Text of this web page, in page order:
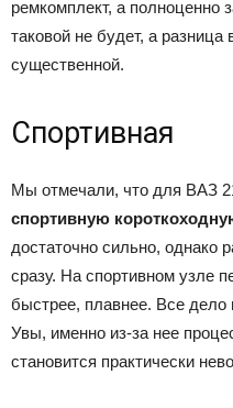
ремкомплект, а полноценно
таковой не будет, а разница
существенной.
Спортивная
Мы отмечали, что для ВАЗ
спортивную
достаточно сильно, однако
сразу. На спортивном узле
быстрее, плавнее. Все дело
Увы, именно из-за нее
становится практически